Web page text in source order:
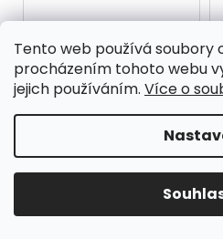
Tento web používá soubory
procházením tohoto webu
jejich používáním. Více o
Dámské černé plavky s
barevným vzorem a